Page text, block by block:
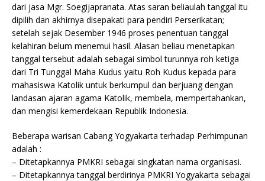
dari jasa Mgr. Soegijapranata. Atas saran beliaulah tanggal itu
dipilih dan akhirnya disepakati para pendiri Perserikatan;
setelah sejak Desember 1946 proses penentuan tanggal
kelahiran belum menemui hasil. Alasan beliau menetapkan
tanggal tersebut adalah sebagai simbol turunnya roh ketiga
dari Tri Tunggal Maha Kudus yaitu Roh Kudus kepada para
mahasiswa Katolik untuk berkumpul dan berjuang dengan
landasan ajaran agama Katolik, membela, mempertahankan,
dan mengisi kemerdekaan Republik Indonesia.
Beberapa warisan Cabang Yogyakarta terhadap Perhimpunan
adalah :
– Ditetapkannya PMKRI sebagai singkatan nama organisasi.
– Ditetapkannya tanggal berdirinya PMKRI Yogyakarta sebagai